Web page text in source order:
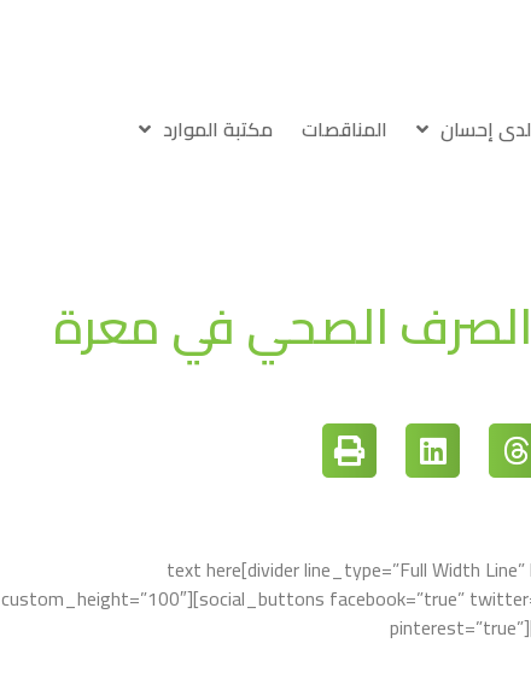
إحسان المناقصات مكتبة الموارد
الصرف الصحي في معرة
text here[divider line_type=”Full Width
custom_height=”100″][social_buttons facebook=”true”